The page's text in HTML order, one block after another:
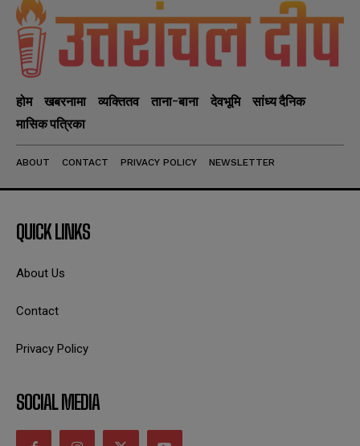
होम खबरनामा व्यक्तितव ताना-बाना देवभूमि
सांध्य दैनिक
मासिक पत्रिका
ABOUT CONTACT PRIVACY POLICY NEWSLETTER
QUICK LINKS
About Us
Contact
Privacy Policy
SOCIAL MEDIA